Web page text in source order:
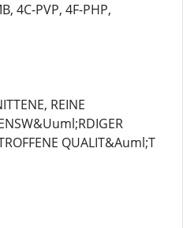
4C-PVP, 4F-PHP,
REINE
QUALIT&Auml;T